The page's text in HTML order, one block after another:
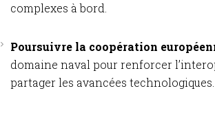
complexes à bord.
Poursuivre la coopération
domaine naval pour renforcer
partager les avancées technologiques.